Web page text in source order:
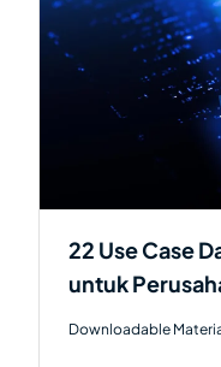
22 Use Case
untuk
Downloadable